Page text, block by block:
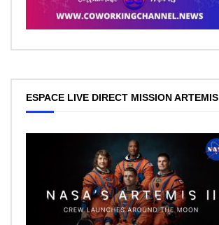
ESPACE LIVE DIRECT MISSION ARTEMIS